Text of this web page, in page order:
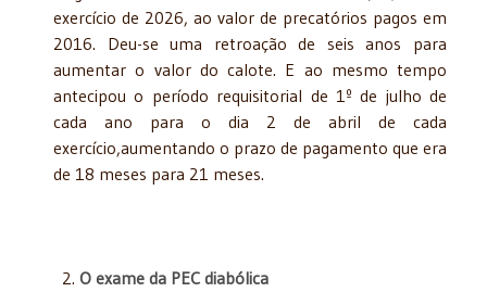
exercício de 2026, ao valor de precatórios pagos em
2016. Deu-se uma retroação de seis anos para
aumentar o valor do calote. E ao mesmo tempo
antecipou o período requisitorial de 1º de julho de
cada ano para o dia 2 de abril de cada
exercício,aumentando o prazo de pagamento que era
de 18 meses para 21 meses.
O exame da PEC diabólica